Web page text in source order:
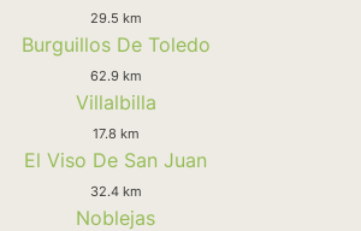
29.5 km
Burguillos De Toledo
62.9 km
Villalbilla
17.8 km
El Viso De San Juan
32.4 km
Noblejas